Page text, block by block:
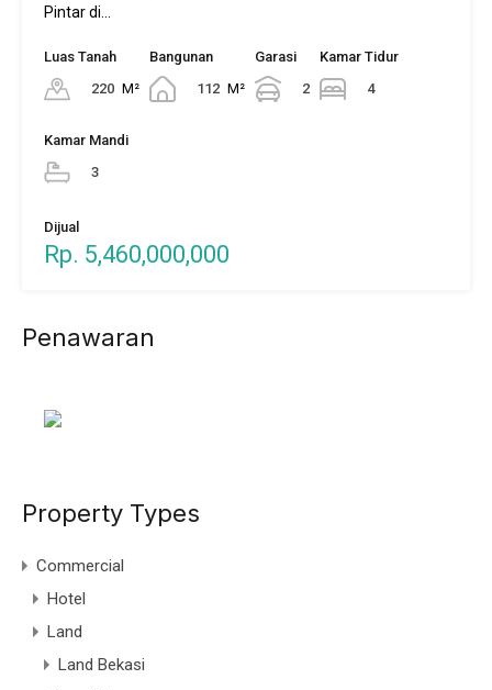
Pintar di…
Luas Tanah
220 M²
Bangunan
112 M²
Garasi
2
Kamar Tidur
4
Kamar Mandi
3
Dijual
Rp. 5,460,000,000
Penawaran
Property Types
Commercial
Hotel
Land
Land Bekasi